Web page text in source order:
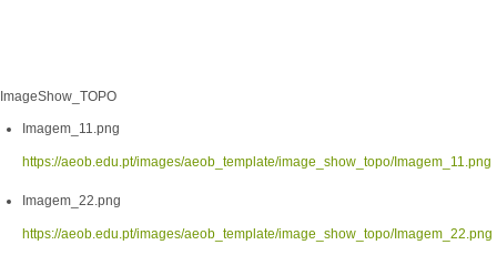
ImageShow_TOPO
Imagem_11.png
https://aeob.edu.pt/images/aeob_template/image_show_topo/Imagem_11.png
Imagem_22.png
https://aeob.edu.pt/images/aeob_template/image_show_topo/Imagem_22.png